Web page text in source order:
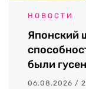
НОВОСТИ
Японский
были
06.08.2026 /